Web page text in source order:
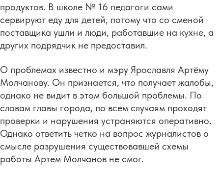
продуктов. В школе № 16 педагоги сами
сервируют еду для детей, потому что со сменой
поставщика ушли и люди, работавшие на кухне, а
других подрядчик не предоставил.
О проблемах известно и мэру Ярославля Артёму
Молчанову. Он признается, что получает жалобы,
однако не видит в этом большой проблемы. По
словам главы города, по всем случаям проходят
проверки и нарушения устраняются оперативно.
Однако ответить четко на вопрос журналистов о
смысле разрушения существовавшей схемы
работы Артем Молчанов не смог.